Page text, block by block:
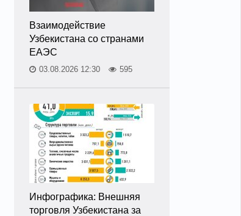
Взаимодействие
Узбекистана со странами
ЕАЭС
03.08.2026 12:30 595
Инфографика: Внешняя
торговля Узбекистана за